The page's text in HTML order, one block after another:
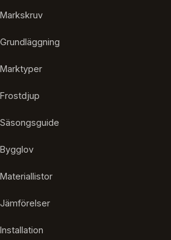
Markskruv
Grundläggning
Marktyper
Frostdjup
Säsongsguide
Bygglov
Materiallistor
Jämförelser
Installation